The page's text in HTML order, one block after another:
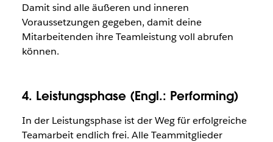
Damit sind alle äußeren und inneren
Voraussetzungen gegeben, damit deine
Mitarbeitenden ihre Teamleistung voll abrufen
können.
4. Leistungsphase (Engl.: Performing)
In der Leistungsphase ist der Weg für erfolgreiche
Teamarbeit endlich frei. Alle Teammitglieder